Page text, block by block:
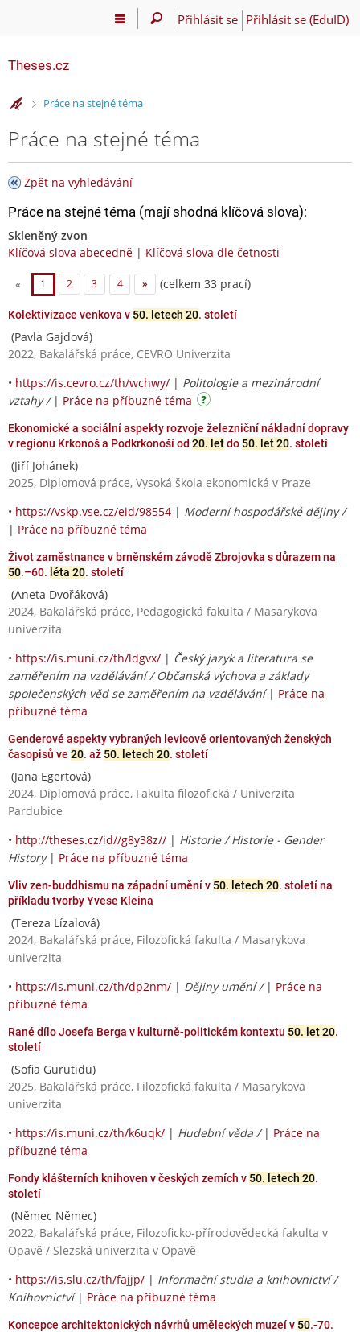
Přihlásit se Přihlásit se (EduID)
Theses.cz
>Práce na stejné téma
Práce na stejné téma
Zpět na vyhledávání
Práce na stejné téma (mají shodná klíčová slova):
Skleněný zvon
Klíčová slova abecedně | Klíčová slova dle četnosti
« 1 2 3 4 » (celkem 33 prací)
Kolektivizace venkova v 50. letech 20. století
(Pavla Gajdová)
2022, Bakalářská práce, CEVRO Univerzita
• https://is.cevro.cz/th/wchwy/ | Politologie a mezinárodní
vztahy / | Práce na příbuzné téma
Ekonomické a sociální aspekty rozvoje železniční nákladní dopravy
v regionu Krkonoš a Podkrkonoší od 20. letdo 50. let 20. století
(Jiří Johánek)
2025, Diplomová práce, Vysoká škola ekonomická v Praze
• https://vskp.vse.cz/eid/98554 | Moderní hospodářské dějiny /
| Práce na příbuzné téma
Život zaměstnance v brněnském závodě Zbrojovka s důrazem na
50.–60. léta 20. století
(Aneta Dvořáková)
2024, Bakalářská práce, Pedagogická fakulta / Masarykova
univerzita
• https://is.muni.cz/th/ldgvx/ | Český jazyk a literatura se
zaměřením na vzdělávání / Občanská výchova a základy
společenských věd se zaměřením na vzdělávání| Práce na
příbuzné téma
Genderové aspekty vybraných levicově orientovaných ženských
časopisů ve 20. až 50. letech 20. století
(Jana Egertová)
2024, Diplomová práce, Fakulta filozofická / Univerzita
Pardubice
• http://theses.cz/id//g8y38z// | Historie / Historie - Gender
History| Práce na příbuzné téma
Vliv zen-buddhismu na západní umění v 50. letech 20. století na
příkladu tvorby Yvese Kleina
(Tereza Lízalová)
2024, Bakalářská práce, Filozofická fakulta / Masarykova
univerzita
• https://is.muni.cz/th/dp2nm/ | Dějiny umění / | Práce na
příbuzné téma
Rané dílo Josefa Berga v kulturně-politickém kontextu 50. let 20.
století
(Sofia Gurutidu)
2025, Bakalářská práce, Filozofická fakulta / Masarykova
univerzita
• https://is.muni.cz/th/k6uqk/ | Hudební věda / | Práce na
příbuzné téma
Fondy klášterních knihoven v českých zemích v 50. letech 20.
století
(Němec Němec)
2022, Bakalářská práce, Filozoficko-přírodovědecká fakulta v
Opavě / Slezská univerzita v Opavě
• https://is.slu.cz/th/fajjp/ | Informační studia a knihovnictví /
Knihovnictví| Práce na příbuzné téma
Koncepce architektonických návrhů uměleckých muzeí v 50.-70.